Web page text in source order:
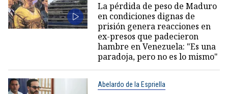
La pérdida de peso de Maduro
en condiciones dignas de
prisión genera reacciones en
ex-presos que padecieron
hambre en Venezuela: "Es una
paradoja, pero no es lo mismo"
Abelardo de la Espriella